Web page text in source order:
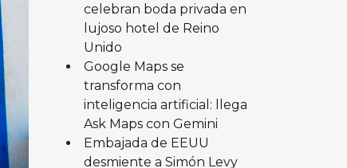
celebran boda privada en
lujoso hotel de Reino
Unido
Google Maps se
transforma con
inteligencia artificial: llega
Ask Maps con Gemini
Embajada de EEUU
desmiente a Simón Levy